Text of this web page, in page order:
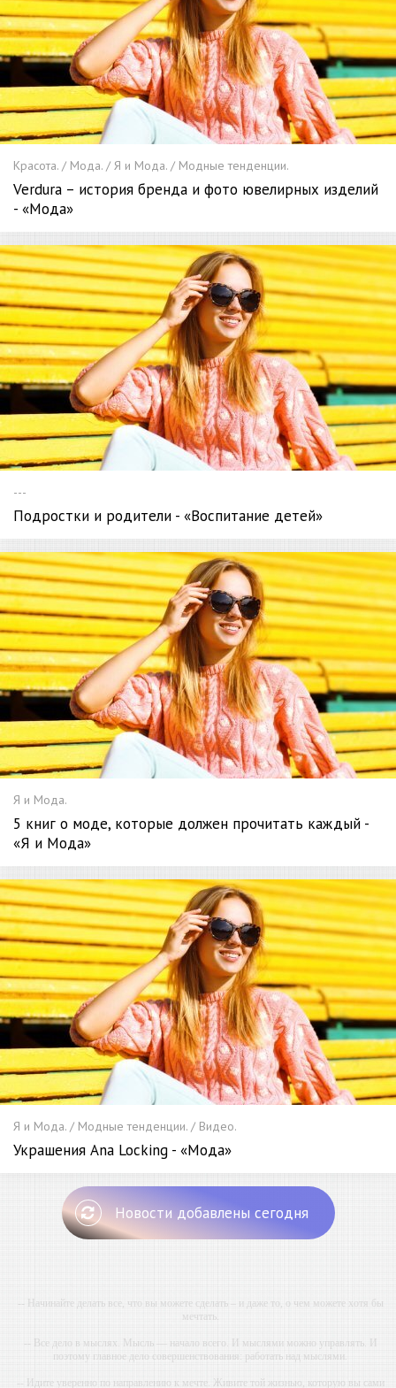
Красота. / Мода. / Я и Мода. / Модные тенденции.
Verdura – история бренда и фото ювелирных изделий
- «Мода»
---
Подростки и родители - «Воспитание детей»
Я и Мода.
5 книг о моде, которые должен прочитать каждый -
«Я и Мода»
Я и Мода. / Модные тенденции. / Видео.
Украшения Ana Locking - «Мода»
Новости добавлены сегодня
-- Начинайте делать все, что вы можете сделать – и даже то, о чем можете хотя бы
мечтать.
-- Все дело в мыслях. Мысль — начало всего. И мыслями можно управлять. И
поэтому главное дело совершенствования: работать над мыслями.
-- Идите уверенно по направлению к мечте. Живите той жизнью, которую вы сами